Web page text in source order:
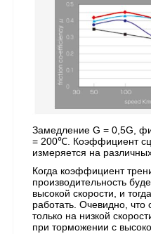
Замедление G = 0,5G,
= 200℃. Коэффициент
измеряется на
Когда коэффициент
производительность
высокой скорости, и
работать. Очевидно, что
только на низкой
при торможении с